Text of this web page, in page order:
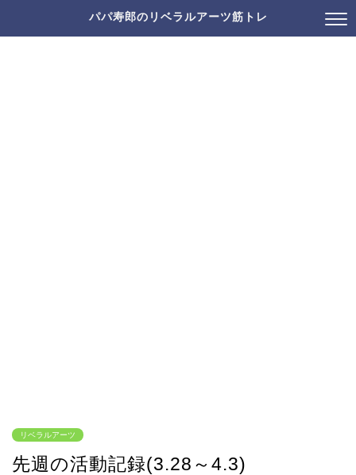
パパ寿郎のリベラルアーツ筋トレ
リベラルアーツ
先週の活動記録(3.28～4.3)